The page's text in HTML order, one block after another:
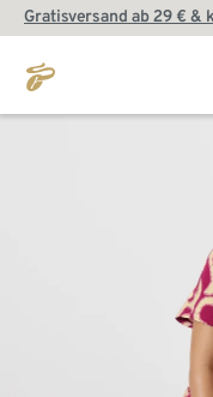
Gratisversand ab 29 € &